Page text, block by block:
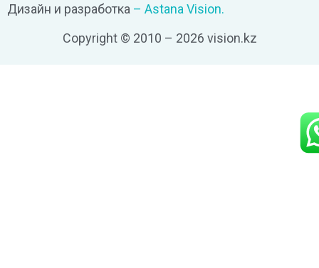
Дизайн и разработка – Astana Vision.
Copyright © 2010 – 2026 vision.kz